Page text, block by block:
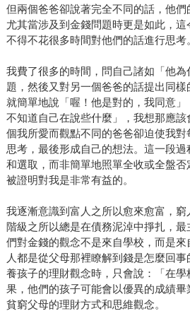
但兩個爸爸卻說著完全不同的話，他們
尤其當涉及到金錢問題時更是如此，
不得不花很多時間對他們的話進行思考
我費了很多的時間，問自己諸如「他
題，然後又對另一個爸爸的話提出同
就簡單地說「喔！他是對的，我同意
不知道自己在說些什麼」，我想那應
個我所愛而觀點不同的爸爸卻迫使我
思考，最後形成自己的想法。這一段
和選取，而非簡單地照單全收或全盤
被證明對我是非常有益的。
我逐漸意識到富人之所以愈來愈富，
階級之所以總是在債務泥淖中掙扎，
們對金錢的觀念不是來自學校，而是
人都是從父母那裡瞭解到錢是怎麼回
養孩子的理財觀念時，只會說：「在
果，他們的孩子可能會以優異的成績
貧窮父母的理財方式和思維觀念。